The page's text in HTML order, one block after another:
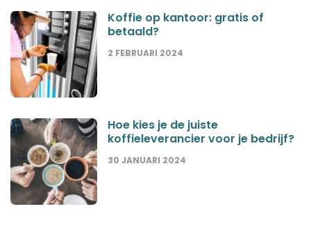
Koffie op kantoor: gratis of
betaald?
2 FEBRUARI 2024
Hoe kies je de juiste
koffieleverancier voor je bedrijf?
30 JANUARI 2024